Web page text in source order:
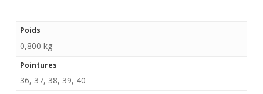
Poids
0,800 kg
Pointures
36, 37, 38, 39, 40